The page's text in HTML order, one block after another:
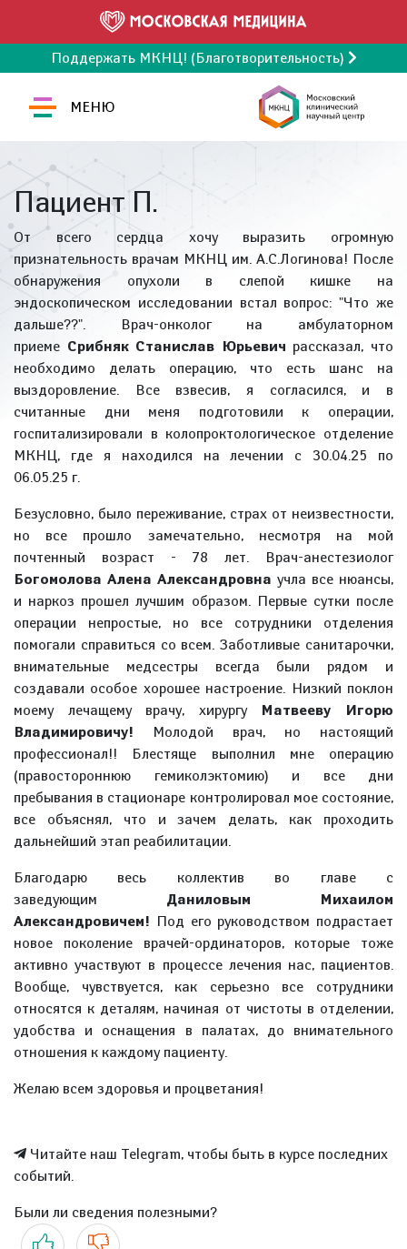
Поддержать МКНЦ! (Благотворительность)
МЕНЮ
Пациент П.
От всего сердца хочу выразить огромную
признательность врачам МКНЦ им. А.С.Логинова! После
обнаружения опухоли в слепой кишке на
эндоскопическом исследовании встал вопрос: "Что же
дальше??". Врач-онколог на амбулаторном
приеме Срибняк Станислав Юрьевич рассказал, что
необходимо делать операцию, что есть шанс на
выздоровление. Все взвесив, я согласился, и в
считанные дни меня подготовили к операции,
госпитализировали в колопроктологическое отделение
МКНЦ, где я находился на лечении с 30.04.25 по
06.05.25 г.
Безусловно, было переживание, страх от неизвестности,
но все прошло замечательно, несмотря на мой
почтенный возраст - 78 лет. Врач-анестезиолог
Богомолова Алена Александровна учла все нюансы,
и наркоз прошел лучшим образом. Первые сутки после
операции непростые, но все сотрудники отделения
помогали справиться со всем. Заботливые санитарочки,
внимательные медсестры всегда были рядом и
создавали особое хорошее настроение. Низкий поклон
моему лечащему врачу, хирургу Матвееву Игорю
Владимировичу! Молодой врач, но настоящий
профессионал!! Блестяще выполнил мне операцию
(правостороннюю гемиколэктомию) и все дни
пребывания в стационаре контролировал мое состояние,
все объяснял, что и зачем делать, как проходить
дальнейший этап реабилитации.
Благодарю весь коллектив во главе с
заведующим Даниловым Михаилом
Александровичем! Под его руководством подрастает
новое поколение врачей-ординаторов, которые тоже
активно участвуют в процессе лечения нас, пациентов.
Вообще, чувствуется, как серьезно все сотрудники
относятся к деталям, начиная от чистоты в отделении,
удобства и оснащения в палатах, до внимательного
отношения к каждому пациенту.
Желаю всем здоровья и процветания!
Читайте наш Telegram, чтобы быть в курсе последних
событий.
Были ли сведения полезными?
Да Нет